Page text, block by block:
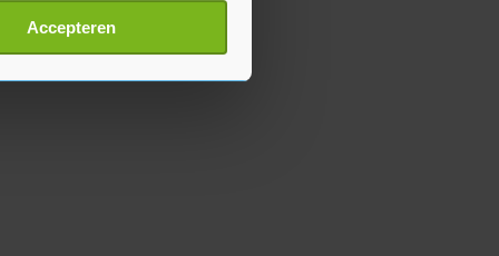
detailgedeelte
Accepteren